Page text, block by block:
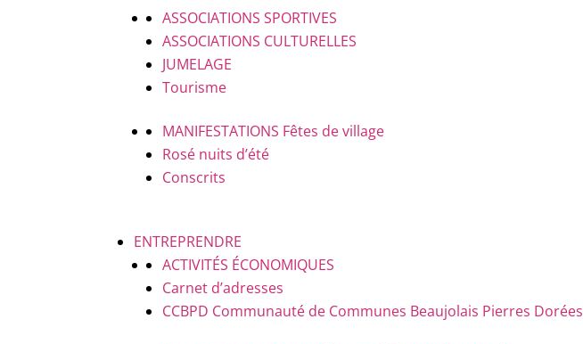
ASSOCIATIONS SPORTIVES
ASSOCIATIONS CULTURELLES
JUMELAGE
Tourisme
MANIFESTATIONS Fêtes de village
Rosé nuits d’été
Conscrits
ENTREPRENDRE
ACTIVITÉS ÉCONOMIQUES
Carnet d’adresses
CCBPD Communauté de Communes Beaujolais Pierres Dorées